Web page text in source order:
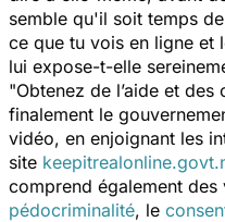
semble qu'il soit temps de
ce que tu vois en ligne et
lui expose-t-elle
"Obtenez de l’aide et des
finalement le
vidéo, en enjoignant les
site
comprend également
pédocriminalité, le